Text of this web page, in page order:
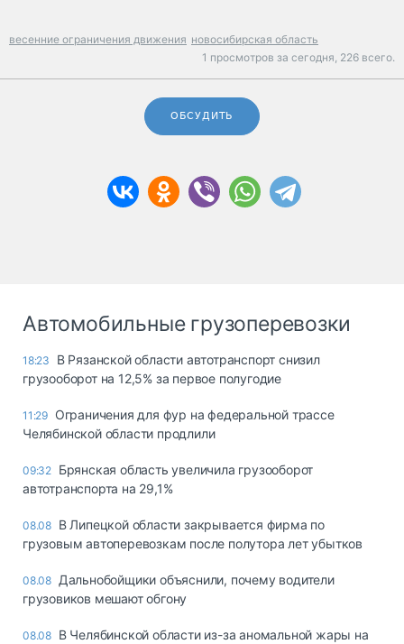
весенние ограничения движения новосибирская область
1 просмотров за сегодня, 226 всего.
ОБСУДИТЬ
Автомобильные грузоперевозки
18:23
В Рязанской области автотранспорт снизил
грузооборот на 12,5% за первое полугодие
11:29 Ограничения для фур на федеральной трассе
Челябинской области продлили
09:32 Брянская область увеличила грузооборот
автотранспорта на 29,1%
08.08 В Липецкой области закрывается фирма по
грузовым автоперевозкам после полутора лет убытков
08.08 Дальнобойщики объяснили, почему водители
грузовиков мешают обгону
08.08 В Челябинской области из-за аномальной жары на